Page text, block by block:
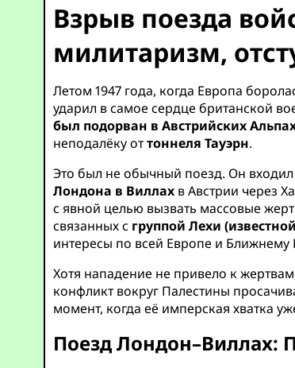
Взрыв поезда
милитаризм,
Летом 1947 года, когда Европа
ударил в самое сердце британской
был подорван в Австрийских
неподалёку оттоннеля Тауэрн.
Это был не обычный поезд. Он
Лондона в Виллах в Австрии через
с явной целью вызвать массовые
связанных с группой Лехи
интересы по всей Европе и
Хотя нападение не привело к
конфликт вокруг Палестины
момент, когда её имперская хватка
Поезд Лондон–Виллах: